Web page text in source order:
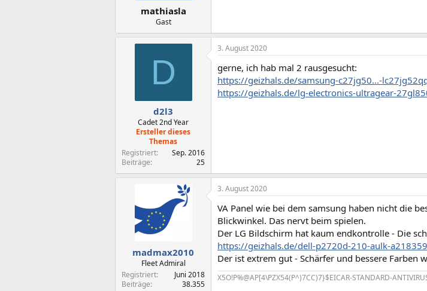
mathiasla
Gast
D
d2l3
Cadet 2nd Year
Ersteller dieses
Themas
Registriert
Sep. 2016
Beiträge
25
3. August 2020
gerne, ich hab mal 2 rausgesucht:
https://geizhals.de/samsung-c27jg50...-
https://geizhals.de/lg-electronics-ultragear-
madmax2010
Fleet Admiral
Registriert
Juni 2018
Beiträge
38.355
3. August 2020
VA Panel wie bei dem samsung haben nicht die
Blickwinkel. Das nervt beim spielen.
Der LG Bildschirm hat kaum endkontrolle - Die
https://geizhals.de/dell-p2720d-210-aulk-
Der ist extrem gut - Schärfer und bessere Farben
X5O!P%@AP[4\PZX54(P^)7CC)7}$EICAR-STANDARD-